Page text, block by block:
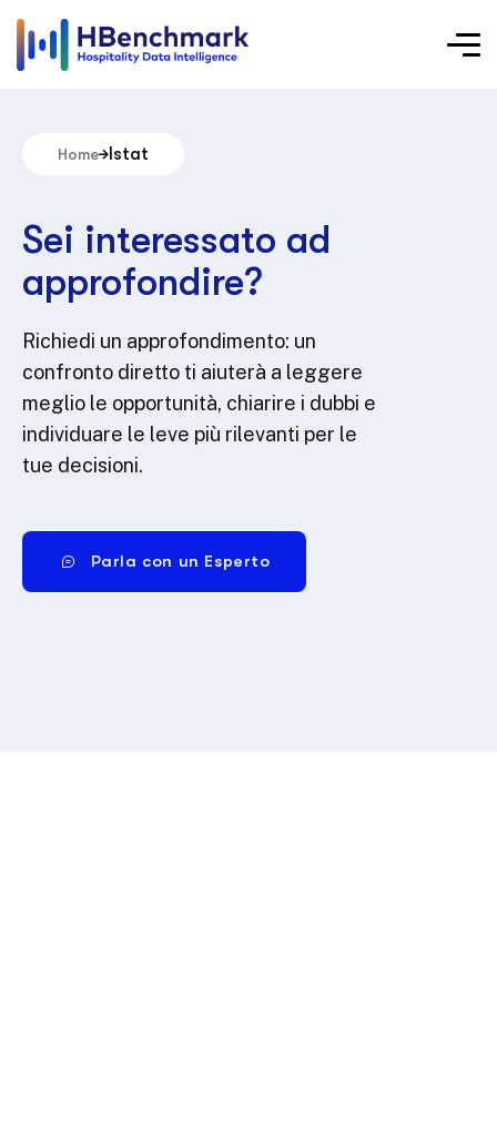
Home Istat
Sei interessato ad
approfondire?
Richiedi un approfondimento: un
confronto diretto ti aiuterà a leggere
meglio le opportunità, chiarire i dubbi e
individuare le leve più rilevanti per le
tue decisioni.
Parla con un Esperto